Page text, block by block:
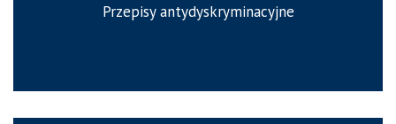
Przepisy antydyskryminacyjne